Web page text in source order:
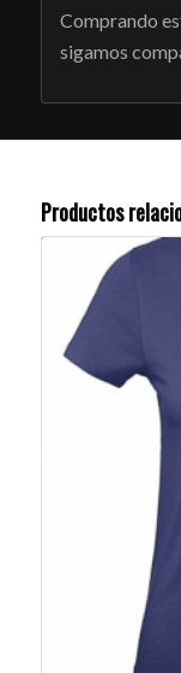
Comprando
sigamos
Productos